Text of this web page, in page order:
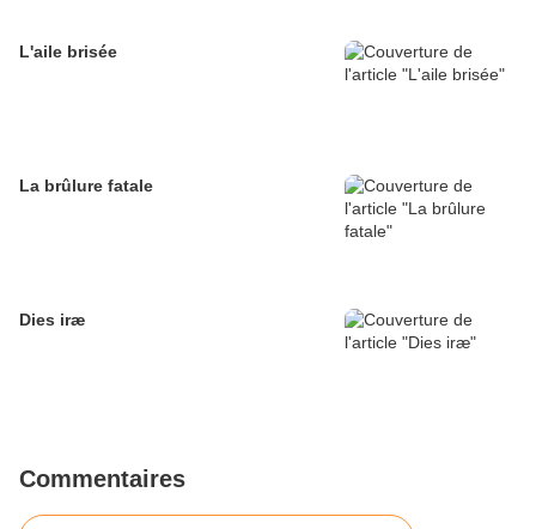
L'aile brisée
La brûlure fatale
Dies iræ
Commentaires